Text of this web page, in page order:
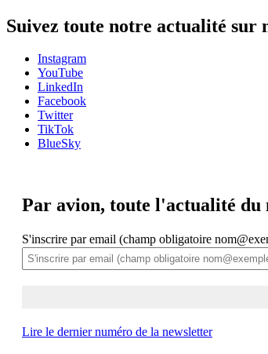
Suivez toute notre actualité sur
Instagram
YouTube
LinkedIn
Facebook
Twitter
TikTok
BlueSky
Par avion, toute l'actualité du
S'inscrire par email (champ obligatoire
Lire le dernier numéro de la newsletter